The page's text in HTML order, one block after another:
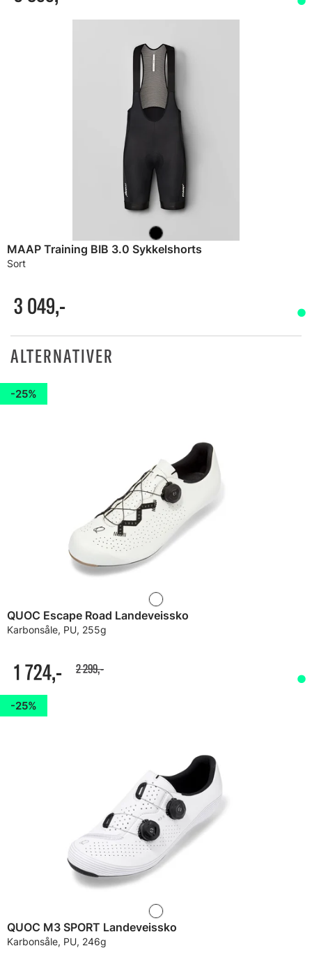
MAAP Training BIB 3.0 Sykkelshorts
Sort
3 049,-
ALTERNATIVER
25%
QUOC Escape Road Landeveissko
Karbonsåle, PU, 255g
1 724,- 2 299,-
25%
QUOC M3 SPORT Landeveissko
Karbonsåle, PU, 246g